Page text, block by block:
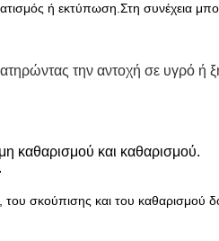
ή εκτύπωση.Στη συνέχεια
την αντοχή σε υγρό ή
καθαρισμού και καθαρισμού.
του σκούπισης και του καθαρισμού